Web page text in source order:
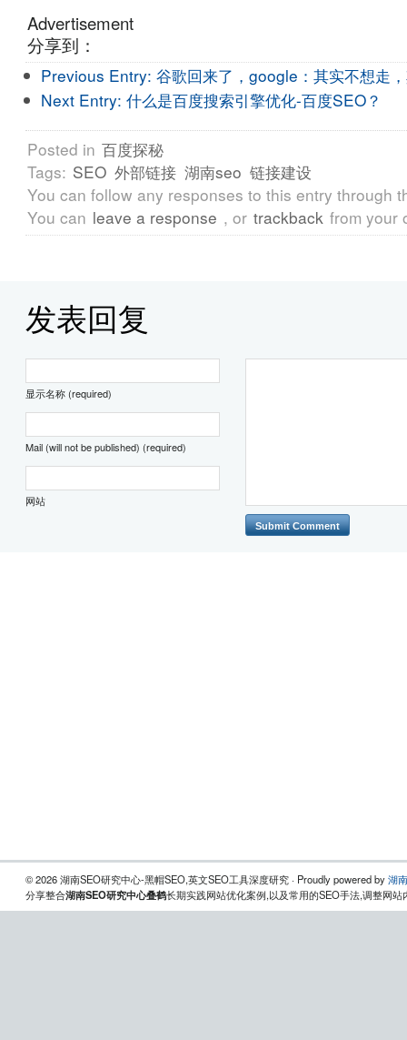
Advertisement
分享到：
Previous Entry: 谷歌回来了，google：其实不想走
Next Entry: 什么是百度搜索引擎优化-百度SEO？
Posted in 百度探秘
Tags: SEO 外部链接 湖南seo 链接建设
You can follow any responses to this entry through
You can leave a response , or trackback from your
发表回复
显示名称 (required)
Mail (will not be published) (required)
网站
© 2026 湖南SEO研究中心-黑帽SEO,英文SEO工具深度研究 · Proudly powered by湖
分享整合湖南SEO研究中心叠鹤长期实践网站优化案例,以及常用的SEO手法,调整网